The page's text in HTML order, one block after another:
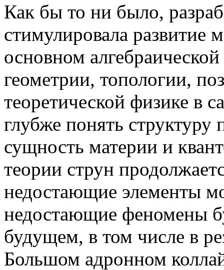
Как бы то ни было,
стимулировала развитие
основном
геометрии, топологии,
теоретической физике в
глубже понять
сущность материи и
теории струн
недостающие элементы
недостающие феномены
будущем, в том числе в
Большом адронном